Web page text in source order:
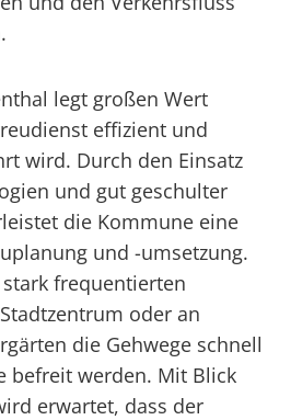
legt großen Wert
effizient und
wird. Durch den Einsatz
und gut geschulter
die Kommune eine
und -umsetzung.
frequentierten
oder an
die Gehwege schnell
befreit werden. Mit Blick
erwartet, dass der